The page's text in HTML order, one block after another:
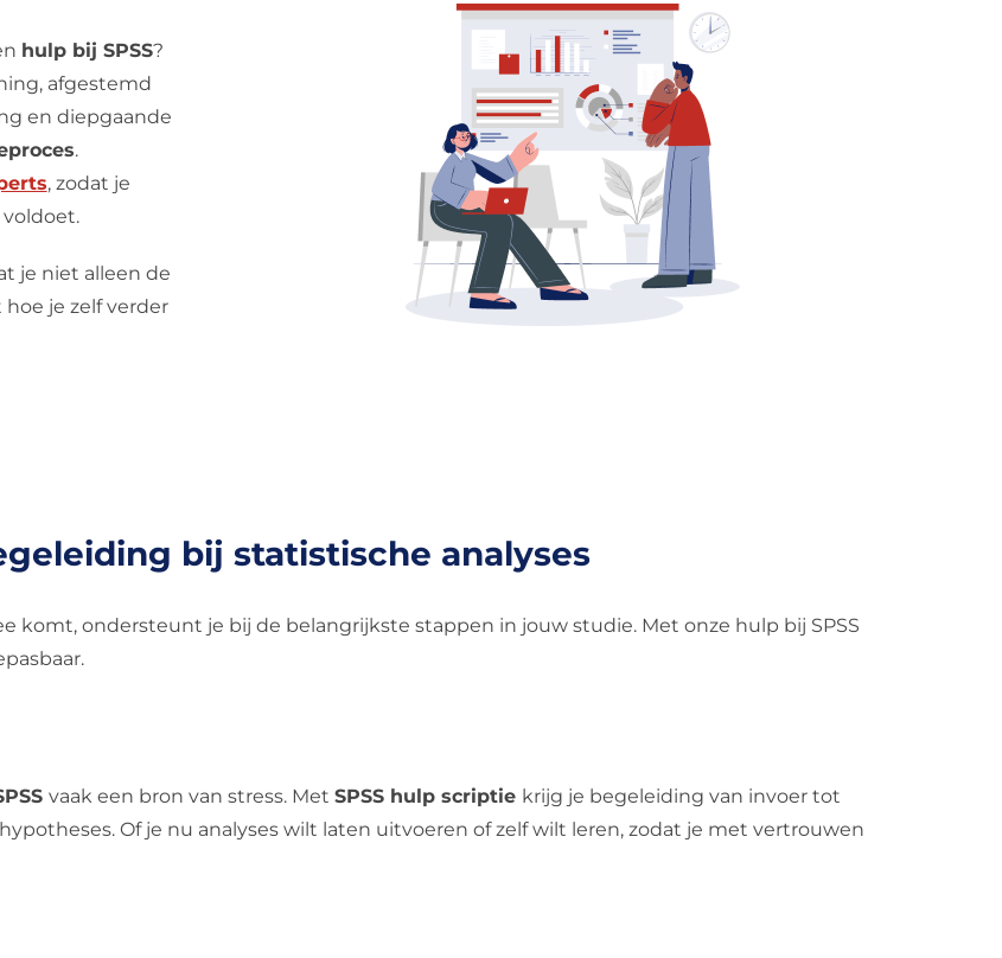
hulp bij SPSS?
afgestemd
en diepgaande
.
, zodat je
je niet alleen de
je zelf verder
bij statistische analyses
komt, ondersteunt je bij de belangrijkste stappen in jouw studie. Met onze hulp bij SPSS
vaak een bron van stress. Met SPSS hulp scriptie krijg je begeleiding van invoer tot
Of je nu analyses wilt laten uitvoeren of zelf wilt leren, zodat je met vertrouwen